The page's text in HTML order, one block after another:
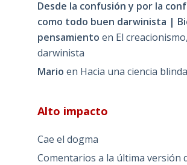
Desde la confusión y por la
como todo buen darwinista |
pensamiento en El
darwinista
Mario en Hacia una ciencia
Alto impacto
Cae el dogma
Comentarios a la última versión